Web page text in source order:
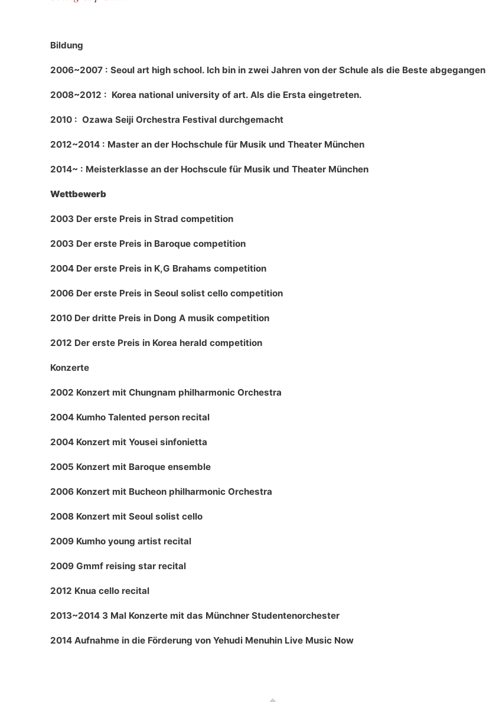
Bildung
2006~2007 : Seoul art high school. Ich bin in zwei Jahren von der Schule als die Beste abgegangen
2008~2012 : Korea national university of art. Als die Ersta eingetreten.
2010 : Ozawa Seiji Orchestra Festival durchgemacht
2012~2014 : Master an der Hochschule für Musik und Theater München
2014~ : Meisterklasse an der Hochscule für Musik und Theater München
Wettbewerb
2003 Der erste Preis in Strad competition
2003 Der erste Preis in Baroque competition
2004 Der erste Preis in K,G Brahams competition
2006 Der erste Preis in Seoul solist cello competition
2010 Der dritte Preis in Dong A musik competition
2012 Der erste Preis in Korea herald competition
Konzerte
2002 Konzert mit Chungnam philharmonic Orchestra
2004 Kumho Talented person recital
2004 Konzert mit Yousei sinfonietta
2005 Konzert mit Baroque ensemble
2006 Konzert mit Bucheon philharmonic Orchestra
2008 Konzert mit Seoul solist cello
2009 Kumho young artist recital
2009 Gmmf reising star recital
2012 Knua cello recital
2013~2014 3 Mal Konzerte mit das Münchner Studentenorchester
2014 Aufnahme in die Förderung von Yehudi Menuhin Live Music Now